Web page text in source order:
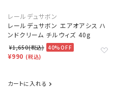
レールデュサボン
レールデュサボン エアオアシス ハ
ンドクリーム チルウィズ 40g
¥1,650(税込) 40%OFF
¥990 (税込)
カートに入れる